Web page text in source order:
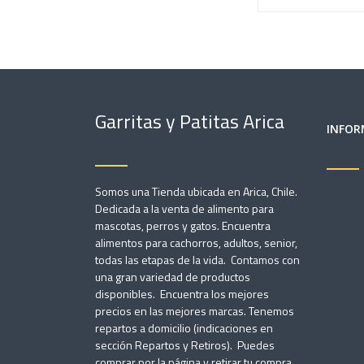
Garritas y Patitas Arica
Somos una Tienda ubicada en Arica, Chile.
Dedicada a la venta de alimento para
mascotas, perros y gatos. Encuentra
alimentos para cachorros, adultos, senior,
todas las etapas de la vida. Contamos con
una gran variedad de productos
disponibles. Encuentra los mejores
precios en las mejores marcas. Tenemos
repartos a domicilio (indicaciones en
sección Repartos y Retiros). Puedes